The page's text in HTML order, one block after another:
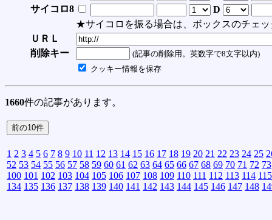
サイコロ8
D
★サイコロを振る場合は、ボックスのチェッ
ＵＲＬ
削除キー
(記事の削除用。英数字で8文字以内)
クッキー情報を保存
1660件の記事があります。
1 2 3 4 5 6 7 8 9 10 11 12 13 14 15 16 17 18 19 20 21 22 23 24 25
52 53 54 55 56 57 58 59 60 61 62 63 64 65 66 67 68 69 70 71 72 73
100 101 102 103 104 105 106 107 108 109 110 111 112 113 114 115
134 135 136 137 138 139 140 141 142 143 144 145 146 147 148